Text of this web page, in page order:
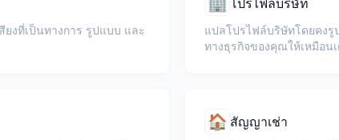
ยงที่เป็นทางการ รูปแบบ และ
แปลโปรไฟล์บริษัทโดยคง
ทางธุรกิจของคุณให้เหมือน
🏠 สัญญาเช่า